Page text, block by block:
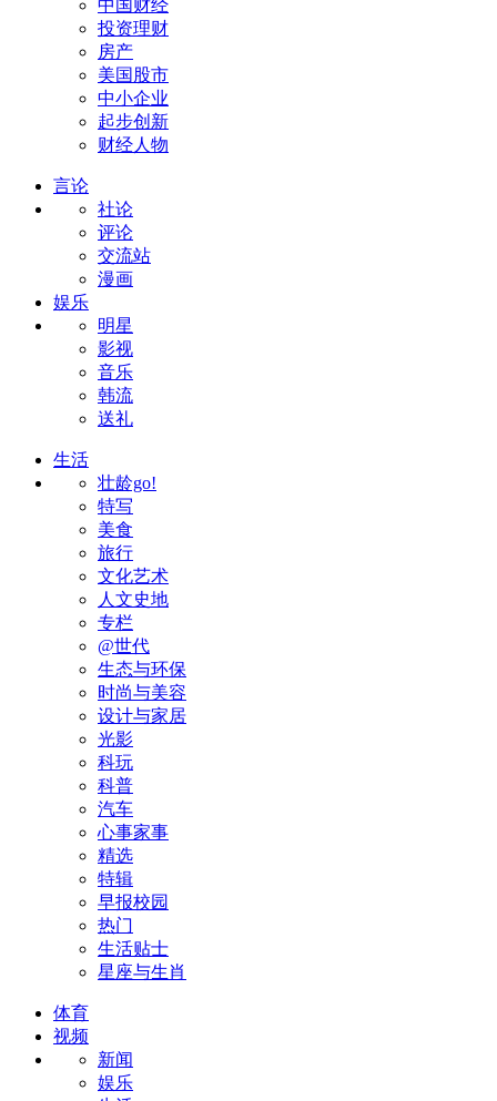
中国财经
投资理财
房产
美国股市
中小企业
起步创新
财经人物
言论
社论
评论
交流站
漫画
娱乐
明星
影视
音乐
韩流
送礼
生活
壮龄go!
特写
美食
旅行
文化艺术
人文史地
专栏
@世代
生态与环保
时尚与美容
设计与家居
光影
科玩
科普
汽车
心事家事
精选
特辑
早报校园
热门
生活贴士
星座与生肖
体育
视频
新闻
娱乐